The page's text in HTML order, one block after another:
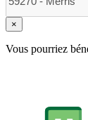
×
Vous pourriez